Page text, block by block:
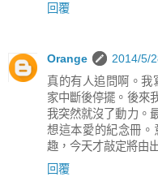
回覆
Orange
2014/5/
真的有人追問啊。我
家中斷後停擺。後來
我突然就沒了動力。
想這本愛的紀念冊
趣，今天才敲定將由
回覆